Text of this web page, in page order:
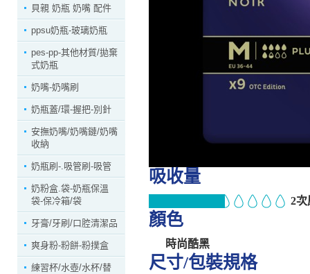
貝親 奶瓶 奶嘴 配件
ppsu奶瓶-玻璃奶瓶
pes-pp-其他材質/拋棄
式奶瓶
奶嘴-奶嘴刷
奶瓶蓋/環-握把-別針
安撫奶嘴/奶嘴鏈/奶嘴
收納
奶瓶刷-.吸管刷-吸管
奶粉盒.袋-奶瓶保溫
袋-保冷箱/袋
牙膏/牙刷/口腔清潔品
爽身粉-粉餅-粉撲盒
練習杯/水壺/水杯/替
吸收量
2次
顏色
時尚酷黑
尺寸/包裝規格